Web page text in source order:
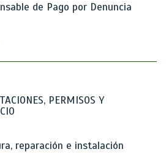
de Pago por Denuncia
PERMISOS Y
reparación e instalación